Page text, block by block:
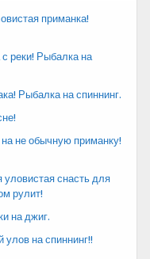
приманка!
реки! Рыбалка на
Рыбалка на спиннинг.
обычную приманку!
снасть для
рулит!
на джиг.
на спиннинг!!